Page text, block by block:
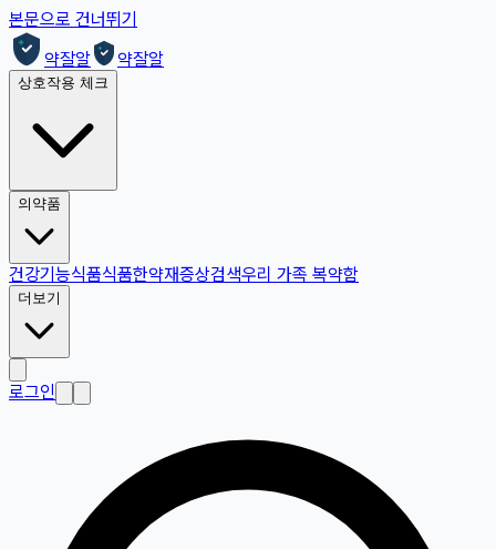
본문으로 건너뛰기
약잘알
약잘알
상호작용 체크
의약품
건강기능식품식품한약재증상검색우리 가족 복약함
더보기
로그인